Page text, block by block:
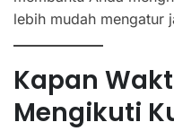
lebih mudah mengatur
Kapan
Mengikuti